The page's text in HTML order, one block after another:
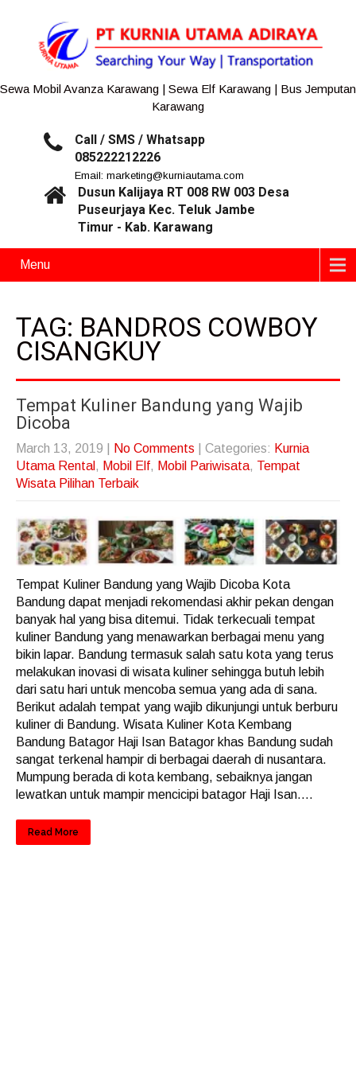
Sewa Mobil Avanza Karawang | Sewa Elf Karawang | Bus Jemputan
Karawang
Call / SMS / Whatsapp
085222212226
Email: marketing@kurniautama.com
Dusun Kalijaya RT 008 RW 003 Desa
Puseurjaya Kec. Teluk Jambe
Timur - Kab. Karawang
Menu
TAG: BANDROS COWBOY
CISANGKUY
Tempat Kuliner Bandung yang Wajib
Dicoba
March 13, 2019 No Comments | Categories: Kurnia
Utama Rental , Mobil Elf, Mobil Pariwisata, Tempat
Wisata Pilihan Terbaik
Tempat Kuliner Bandung yang Wajib Dicoba Kota
Bandung dapat menjadi rekomendasi akhir pekan dengan
banyak hal yang bisa ditemui. Tidak terkecuali tempat
kuliner Bandung yang menawarkan berbagai menu yang
bikin lapar. Bandung termasuk salah satu kota yang terus
melakukan inovasi di wisata kuliner sehingga butuh lebih
dari satu hari untuk mencoba semua yang ada di sana.
Berikut adalah tempat yang wajib dikunjungi untuk berburu
kuliner di Bandung. Wisata Kuliner Kota Kembang
Bandung Batagor Haji Isan Batagor khas Bandung sudah
sangat terkenal hampir di berbagai daerah di nusantara.
Mumpung berada di kota kembang, sebaiknya jangan
lewatkan untuk mampir mencicipi batagor Haji Isan....
Read More